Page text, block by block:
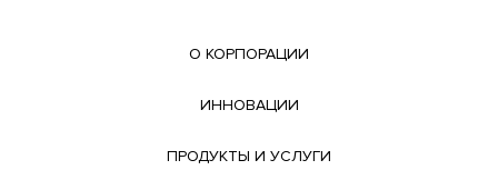
О КОРПОРАЦИИ
ИННОВАЦИИ
ПРОДУКТЫ И УСЛУГИ